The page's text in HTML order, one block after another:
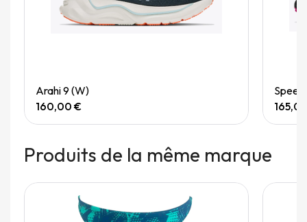
Arahi 9 (W)
160,00 €
Produits de la même marque